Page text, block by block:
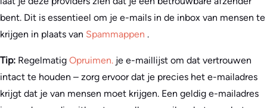
bent. Dit is essentieel om je e-mails in de inbox van mensen te
krijgen in plaats van Spammappen .
Tip: Regelmatig Opruimen. je e-maillijst om dat vertrouwen
intact te houden – zorg ervoor dat je precies het e-mailadres
krijgt dat je van mensen moet krijgen. Een geldig e-mailadres